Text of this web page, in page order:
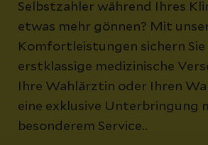
Selbstzahler während Ihres
etwas mehr gönnen? Mit
Komfortleistungen sichern Sie
erstklassige medizinische
Ihre Wahlärztin oder Ihren
eine exklusive Unterbringung
besonderem Service..